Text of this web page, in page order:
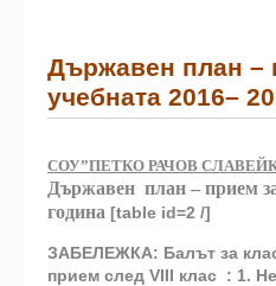
Държавен план –
учебната 2016–
СОУ”ПЕТКО РАЧОВ
Държавен план – прием
година [table id=2 /]
ЗАБЕЛЕЖКА: Балът за
прием след VІІІ клас : 1.